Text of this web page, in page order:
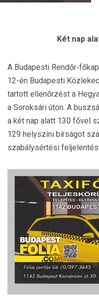
Két nap
A Budapesti Rendőr-
12-én Budapesti
tartott ellenőrzést a
a Soroksári úton. A
a két nap alatt 130 fővel
129 helyszíni bírságot
szabálysértési